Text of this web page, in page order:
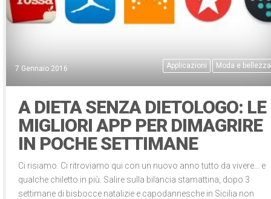
Applicazioni Moda e bellezza
7 Gennaio 2016
A DIETA SENZA DIETOLOGO: LE
MIGLIORI APP PER DIMAGRIRE
IN POCHE SETTIMANE
Ci risiamo. Ci ritroviamo qui con un nuovo anno tutto da vivere… e
qualche chiletto in più. Salire sulla bilancia stamattina, dopo 3
settimane di bisbocce natalizie e capodannesche in Sicilia non